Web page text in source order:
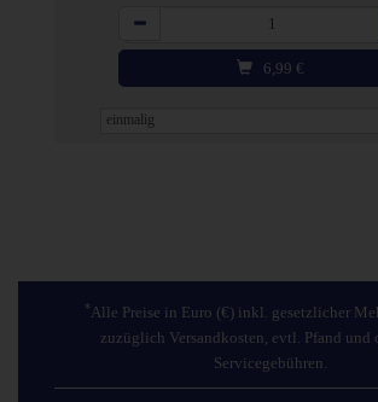
Anzahl
6,99 €
* Alle Preise in Euro (€) inkl. gesetzlicher
zuzüglich Versandkosten, evtl. Pfand und
Servicegebühren.